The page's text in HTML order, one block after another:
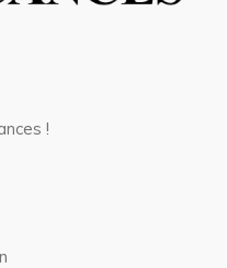
!